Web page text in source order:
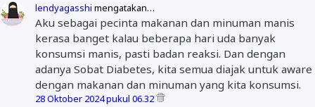
lendyagasshi mengatakan…
Aku sebagai pecinta makanan dan minuman manis
kerasa banget kalau beberapa hari uda banyak
konsumsi manis, pasti badan reaksi. Dan dengan
adanya Sobat Diabetes, kita semua diajak untuk aware
dengan makanan dan minuman yang kita konsumsi.
28 Oktober 2024 pukul 06.32